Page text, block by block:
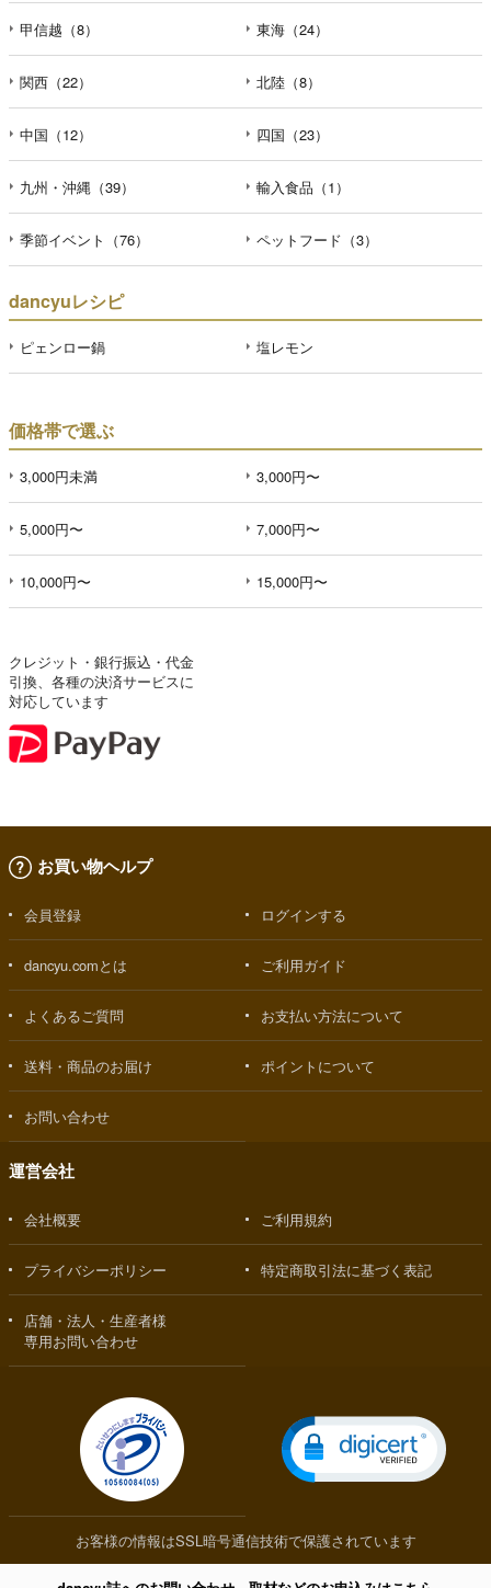
甲信越（8） 東海（24）
関西（22） 北陸（8）
中国（12） 四国（23）
九州・沖縄（39） 輸入食品（1）
季節イベント（76） ペットフード（3）
dancyuレシピ
ピェンロー鍋 塩レモン
価格帯で選ぶ
3,000円未満 3,000円〜
5,000円〜 7,000円〜
10,000円〜 15,000円〜
クレジット・銀行振込・代金
引換、各種の決済サービスに
対応しています
お買い物ヘルプ
会員登録 ログインする
dancyu.comとは ご利用ガイド
よくあるご質問 お支払い方法について
送料・商品のお届け ポイントについて
お問い合わせ
運営会社
会社概要 ご利用規約
プライバシーポリシー 特定商取引法に基づく表記
店舗・法人・生産者様
専用お問い合わせ
お客様の情報はSSL暗号通信技術で保護されています